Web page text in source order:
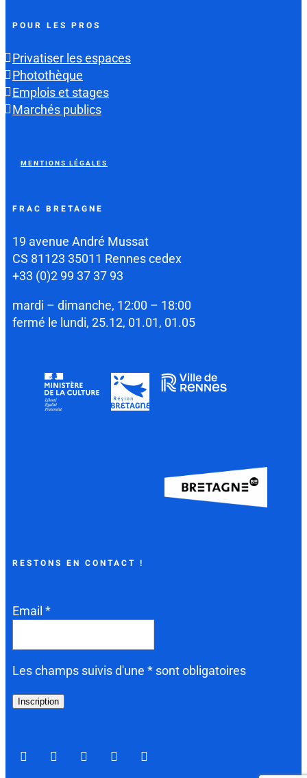
POUR LES PROS
Privatiser les espaces
Photothèque
Emplois et stages
Marchés publics
MENTIONS LÉGALES
FRAC BRETAGNE
19 avenue André Mussat
CS 81123 35011 Rennes cedex
+33 (0)2 99 37 37 93
mardi – dimanche, 12:00 – 18:00
fermé le lundi, 25.12, 01.01, 01.05
RESTONS EN CONTACT !
Email *
Les champs suivis d'une * sont obligatoires